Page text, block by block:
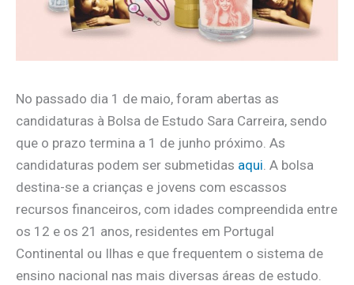
No passado dia 1 de maio, foram abertas as
candidaturas à Bolsa de Estudo Sara Carreira, sendo
que o prazo termina a 1 de junho próximo. As
candidaturas podem ser submetidas aqui. A bolsa
destina-se a crianças e jovens com escassos
recursos financeiros, com idades compreendida entre
os 12 e os 21 anos, residentes em Portugal
Continental ou Ilhas e que frequentem o sistema de
ensino nacional nas mais diversas áreas de estudo.